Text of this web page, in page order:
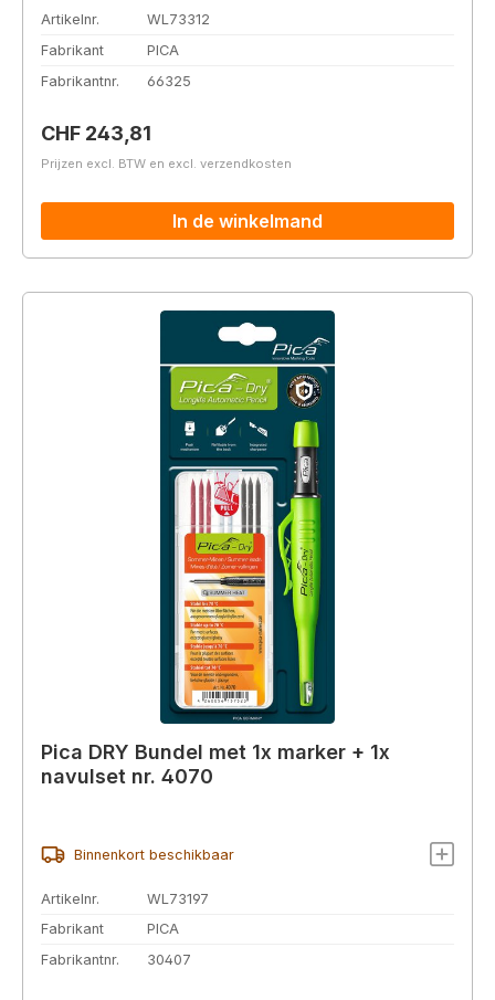
Artikelnr.
WL73312
Fabrikant
PICA
Fabrikantnr.
66325
Normale prijs:
CHF 243,81
Prijzen excl. BTW en excl. verzendkosten
In de winkelmand
Pica DRY Bundel met 1x marker + 1x
navulset nr. 4070
Binnenkort beschikbaar
Artikelnr.
WL73197
Fabrikant
PICA
Fabrikantnr.
30407